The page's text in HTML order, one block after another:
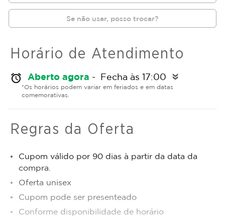
Se não usar, posso trocar?
Horário de Atendimento
alarm Aberto agora - Fecha às 17:00 double_arrow
*Os horários podem variar em feriados e em datas
comemorativas.
Regras da Oferta
Cupom válido por 90 dias à partir da data da
compra.
Oferta unisex
Cupom pode ser presenteado
Conforme disponibilidade de horário